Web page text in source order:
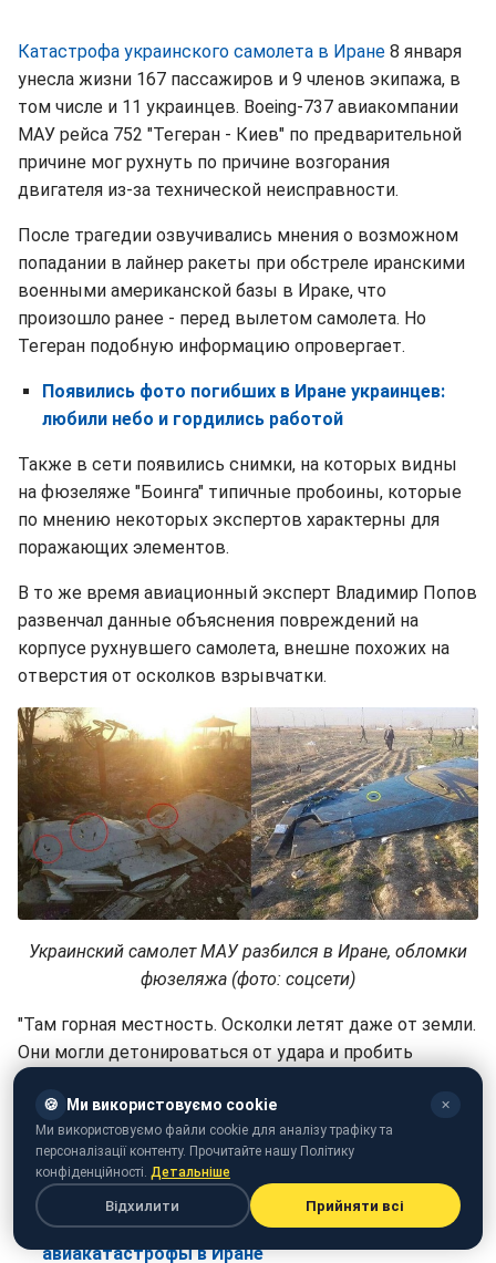
Катастрофа украинского самолета в Иране 8 января
унесла жизни 167 пассажиров и 9 членов экипажа, в
том числе и 11 украинцев. Boeing-737 авиакомпании
МАУ рейса 752 "Тегеран - Киев" по предварительной
причине мог рухнуть по причине возгорания
двигателя из-за технической неисправности.
После трагедии озвучивались мнения о возможном
попадании в лайнер ракеты при обстреле иранскими
военными американской базы в Ираке, что
произошло ранее - перед вылетом самолета. Но
Тегеран подобную информацию опровергает.
Появились фото погибших в Иране украинцев:
любили небо и гордились работой
Также в сети появились снимки, на которых видны
на фюзеляже "Боинга" типичные пробоины, которые
по мнению некоторых экспертов характерны для
поражающих элементов.
В то же время авиационный эксперт Владимир Попов
развенчал данные объяснения повреждений на
корпусе рухнувшего самолета, внешне похожих на
отверстия от осколков взрывчатки.
Украинский самолет МАУ разбился в Иране, обломки
фюзеляжа (фото: соцсети)
"Там горная местность. Осколки летят даже от земли.
Они могли детонироваться от удара и пробить
обшивку, из-за чего и кажется, что это воздействие
поражающих элементов", - подчеркнул он.
Версию с терактом специалист считает
маловероятной.
Зеленскому сообщили несколько версий причин
авиакатастрофы в Иране
🍪 Ми використовуємо cookie ✕
Ми використовуємо файли cookie для аналізу трафіку та
персоналізації контенту. Прочитайте нашу Політику
конфіденційності. Детальніше
Відхилити Прийняти всі